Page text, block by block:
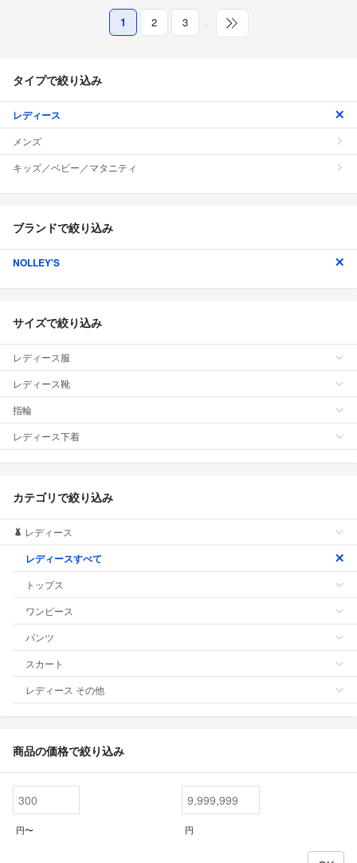
1 2 3 …
タイプで絞り込み
レディース
メンズ
キッズ／ベビー／マタニティ
ブランドで絞り込み
NOLLEY'S
サイズで絞り込み
レディース服
レディース靴
指輪
レディース下着
カテゴリで絞り込み
レディース
レディースすべて
トップス
ワンピース
パンツ
スカート
レディース その他
商品の価格で絞り込み
円〜 円